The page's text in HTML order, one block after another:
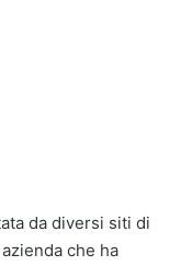
da diversi siti di
che ha